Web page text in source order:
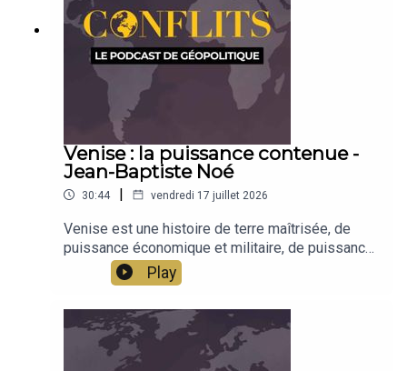
Venise : la puissance contenue -
Jean-Baptiste Noé
30:44 | vendredi 17 juillet 2026
Venise est une histoire de terre maîtrisée, de
puissance économique et militaire, de puissance
culturelle. Jean-Baptiste Noé raconte l'histoire de
Venise, terre de capitalisme et réflexion pour
Play